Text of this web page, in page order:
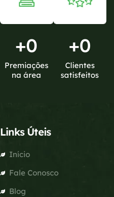
+0
Premiações
na área
+0
Clientes
satisfeitos
Links Úteis
Início
Fale Conosco
Blog